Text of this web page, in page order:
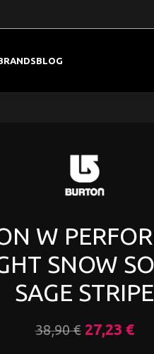
BLOG
W
SNOW
SAGE STRIPE
38,90€ 27,23 €